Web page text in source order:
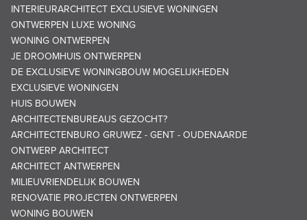
INTERIEURARCHITECT EXCLUSIEVE WONINGEN
ONTWERPEN LUXE WONING
WONING ONTWERPEN
JE DROOMHUIS ONTWERPEN
DE EXCLUSIEVE WONINGBOUW MOGELIJKHEDEN
EXCLUSIEVE WONINGEN
HUIS BOUWEN
ARCHITECTENBUREAUS GEZOCHT?
ARCHITECTENBURO GRUWEZ - GENT - OUDENAARDE
ONTWERP ARCHITECT
ARCHITECT ANTWERPEN
MILIEUVRIENDELIJK BOUWEN
RENOVATIE PROJECTEN ONTWERPEN
WONING BOUWEN